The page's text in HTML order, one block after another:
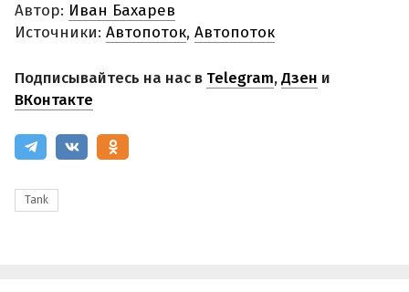
Автор: Иван Бахарев
Источники: Автопоток, Автопоток
Подписывайтесь на нас в Telegram,Дзен и
ВКонтакте
Tank